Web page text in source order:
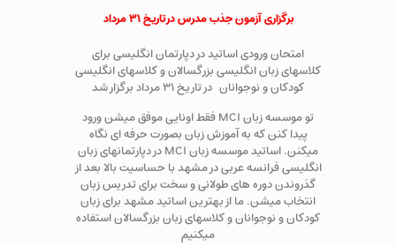
برگزاری آزمون جذب مدرس در تاریخ ۳۱ مرداد
امتحان ورودی اساتید در دپارتمان انگلیسی برای
کلاسهای زبان انگلیسی بزرگسالان و کلاسهای انگلیسی
کودکان و نوجوانان در تاریخ ۳۱ مرداد برگزار شد
تو موسسه زبان MCI فقط اونایی موفق میشن ورود
پیدا کنن که به آموزش زبان بصورت حرفه ای نگاه
میکنن. اساتید موسسه زبان MCI در دپارتمانهای زبان
انگلیسی فرانسه عربی در مشهد با حساسیت بالا بعد از
گذروندن دوره های طولانی و سخت برای تدریس زبان
انتخاب میشن. ما از بهترین اساتید مشهد برای زبان
کودکان و نوجوانان و کلاسهای زبان بزرگسالان استفاده
میکنیم